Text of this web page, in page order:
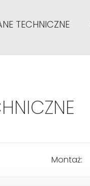
TECHNICZNE
Montaż: